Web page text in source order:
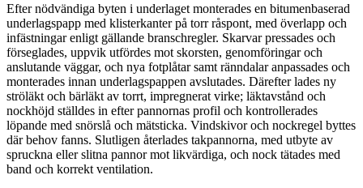
Efter nödvändiga byten i underlaget monterades en bitumenbaserad
underlagspapp med klisterkanter på torr råspont, med överlapp och
infästningar enligt gällande branschregler. Skarvar pressades och
förseglades, uppvik utfördes mot skorsten, genomföringar och
anslutande väggar, och nya fotplåtar samt ränndalar anpassades och
monterades innan underlagspappen avslutades. Därefter lades ny
ströläkt och bärläkt av torrt, impregnerat virke; läktavstånd och
nockhöjd ställdes in efter pannornas profil och kontrollerades
löpande med snörslå och mätsticka. Vindskivor och nockregel byttes
där behov fanns. Slutligen återlades takpannorna, med utbyte av
spruckna eller slitna pannor mot likvärdiga, och nock tätades med
band och korrekt ventilation.